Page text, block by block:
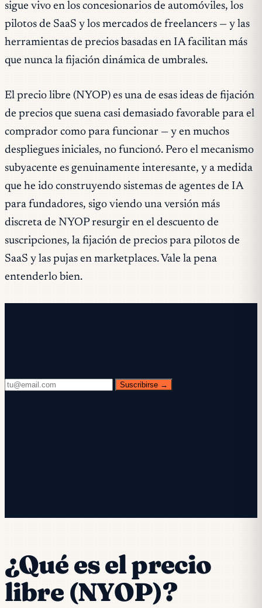
sigue vivo en los concesionarios de automóviles, los
pilotos de SaaS y los mercados de freelancers — y las
herramientas de precios basadas en IA facilitan más
que nunca la fijación dinámica de umbrales.
El precio libre (NYOP) es una de esas ideas de fijación
de precios que suena casi demasiado favorable para el
comprador como para funcionar — y en muchos
despliegues iniciales, no funcionó. Pero el mecanismo
subyacente es genuinamente interesante, y a medida
que he ido construyendo sistemas de agentes de IA
para fundadores, sigo viendo una versión más
discreta de NYOP resurgir en el descuento de
suscripciones, la fijación de precios para pilotos de
SaaS y las pujas en marketplaces. Vale la pena
entenderlo bien.
Suscribirse →
¿Qué es el precio
libre (NYOP)?